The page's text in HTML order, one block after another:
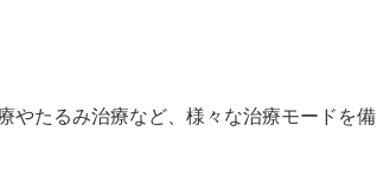
やたるみ治療など、様々な治療モードを備